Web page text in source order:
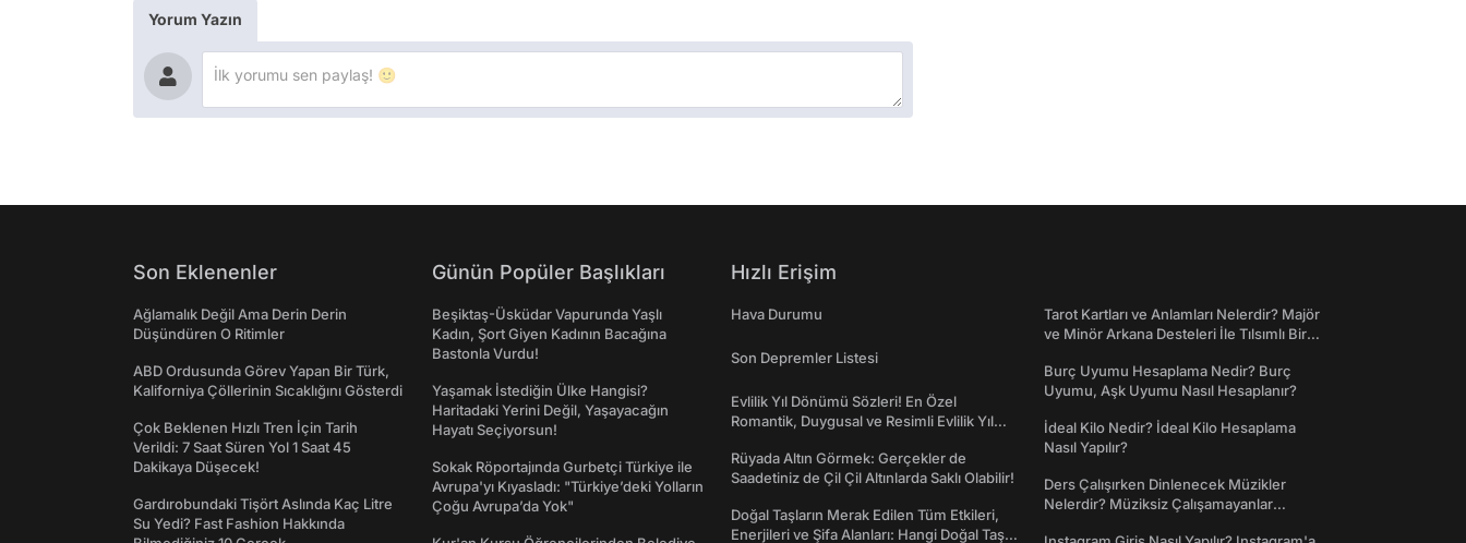
Yorum Yazın
Son Eklenenler
Ağlamalık Değil Ama Derin Derin
Düşündüren O Ritimler
ABD Ordusunda Görev Yapan Bir Türk,
Kaliforniya Çöllerinin Sıcaklığını Gösterdi
Çok Beklenen Hızlı Tren İçin Tarih
Verildi: 7 Saat Süren Yol 1 Saat 45
Dakikaya Düşecek!
Gardırobundaki Tişört Aslında Kaç Litre
Su Yedi? Fast Fashion Hakkında
Günün Popüler Başlıkları
Beşiktaş-Üsküdar Vapurunda Yaşlı
Kadın, Şort Giyen Kadının Bacağına
Bastonla Vurdu!
Yaşamak İstediğin Ülke Hangisi?
Haritadaki Yerini Değil, Yaşayacağın
Hayatı Seçiyorsun!
Sokak Röportajında Gurbetçi Türkiye ile
Avrupa'yı Kıyasladı: "Türkiye’deki Yolların
Çoğu Avrupa’da Yok"
Hızlı Erişim
Hava Durumu
Son Depremler Listesi
Evlilik Yıl Dönümü Sözleri! En Özel
Romantik, Duygusal ve Resimli Evlilik Yıl
Rüyada Altın Görmek: Gerçekler de
Saadetiniz de Çil Çil Altınlarda Saklı Olabilir!
Doğal Taşların Merak Edilen Tüm Etkileri,
Enerjileri ve Şifa Alanları: Hangi Doğal Taş
Tarot Kartları ve Anlamları Nelerdir? Majör
ve Minör Arkana Desteleri İle Tılsımlı Bir
Burç Uyumu Hesaplama Nedir? Burç
Uyumu, Aşk Uyumu Nasıl Hesaplanır?
İdeal Kilo Nedir? İdeal Kilo Hesaplama
Nasıl Yapılır?
Ders Çalışırken Dinlenecek Müzikler
Nelerdir? Müziksiz Çalışamayanlar